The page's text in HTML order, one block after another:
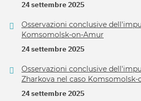
24 settembre 2025
Osservazioni conclusive
Komsomolsk-on-Amur
24 settembre 2025
Osservazioni conclusive
Zharkova nel caso Komsomolsk-
24 settembre 2025